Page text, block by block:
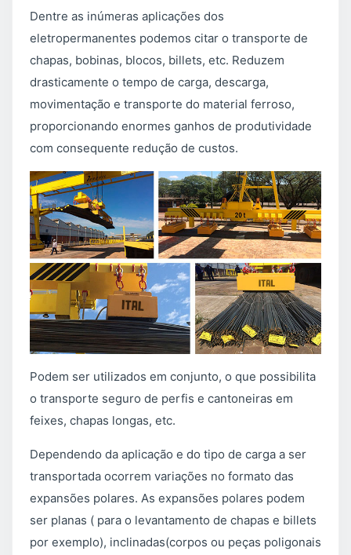
Dentre as inúmeras aplicações dos
eletropermanentes podemos citar o transporte de
chapas, bobinas, blocos, billets, etc. Reduzem
drasticamente o tempo de carga, descarga,
movimentação e transporte do material ferroso,
proporcionando enormes ganhos de produtividade
com consequente redução de custos.
Podem ser utilizados em conjunto, o que possibilita
o transporte seguro de perfis e cantoneiras em
feixes, chapas longas, etc.
Dependendo da aplicação e do tipo de carga a ser
transportada ocorrem variações no formato das
expansões polares. As expansões polares podem
ser planas ( para o levantamento de chapas e billets
por exemplo), inclinadas(corpos ou peças poligonais